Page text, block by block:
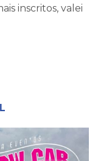
inscritos, valei